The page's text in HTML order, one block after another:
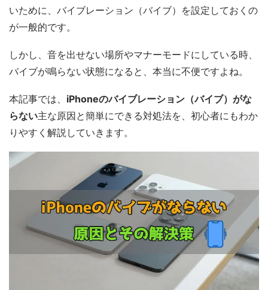
いために、バイブレーション（バイブ）を設定しておくの
が一般的です。
しかし、音を出せない場所やマナーモードにしている時、
バイブが鳴らない状態になると、本当に不便ですよね。
本記事では、 iPhoneのバイブレーション（バイブ）がな
らない主な原因と簡単にできる対処法を、初心者にもわか
りやすく解説していきます。